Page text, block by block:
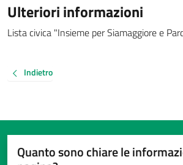
Ulteriori informazioni
Lista civica "Insieme per Siamaggiore e
Indietro
Quanto sono chiare le